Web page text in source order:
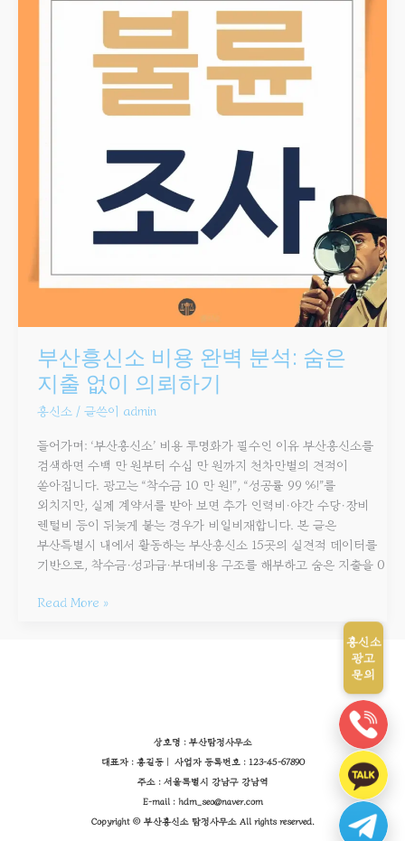
부산흥신소 비용 완벽 분석: 숨은
지출 없이 의뢰하기
흥신소/ 글쓴이 admin
들어가며: ‘부산흥신소’ 비용 투명화가 필수인 이유 부산흥신소를
검색하면 수백 만 원부터 수십 만 원까지 천차만별의 견적이
쏟아집니다. 광고는 “착수금 10 만 원!”, “성공률 99 %!”를
외치지만, 실제 계약서를 받아 보면 추가 인력비·야간 수당·장비
렌털비 등이 뒤늦게 붙는 경우가 비일비재합니다. 본 글은
부산특별시 내에서 활동하는 부산흥신소 15곳의 실견적 데이터를
기반으로, 착수금·성과급·부대비용 구조를 해부하고 숨은 지출을 0
완벽
Read More »
상호명 : 부산탐정사무소
대표자 : 홍길동 | 사업자 등록번호 : 123-45-67890
주소 : 서울특별시 강남구 강남역
E-mail : hdm_seo@naver.com
Copyright © 부산흥신소 탐정사무소 All rights reserved.
흥신소
광고
문의